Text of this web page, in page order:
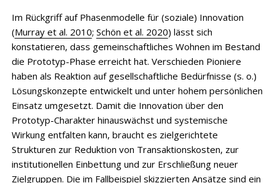
Im Rückgriff auf Phasenmodelle für (soziale) Innovation
(Murray et al. 2010; Schön et al. 2020) lässt sich
konstatieren, dass gemeinschaftliches Wohnen im Bestand
die Prototyp-Phase erreicht hat. Verschieden Pioniere
haben als Reaktion auf gesellschaftliche Bedürfnisse (s. o.)
Lösungskonzepte entwickelt und unter hohem persönlichen
Einsatz umgesetzt. Damit die Innovation über den
Prototyp-Charakter hinauswächst und systemische
Wirkung entfalten kann, braucht es zielgerichtete
Strukturen zur Reduktion von Transaktionskosten, zur
institutionellen Einbettung und zur Erschließung neuer
Zielgruppen. Die im Fallbeispiel skizzierten Ansätze sind ein